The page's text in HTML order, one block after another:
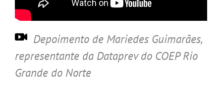
Depoimento de Mariedes Guimarães,
representante da Dataprev do COEP Rio
Grande do Norte